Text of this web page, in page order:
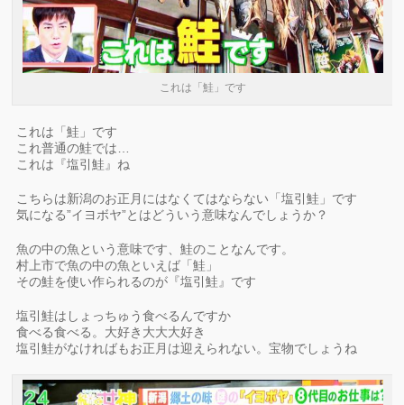
これは「鮭」です
これは「鮭」です
これ普通の鮭では…
これは『塩引鮭』ね
こちらは新潟のお正月にはなくてはならない「塩引鮭」です
気になる”イヨボヤ”とはどういう意味なんでしょうか？
魚の中の魚という意味です、鮭のことなんです。
村上市で魚の中の魚といえば「鮭」
その鮭を使い作られるのが『塩引鮭』です
塩引鮭はしょっちゅう食べるんですか
食べる食べる。大好き大大大好き
塩引鮭がなければもお正月は迎えられない。宝物でしょうね